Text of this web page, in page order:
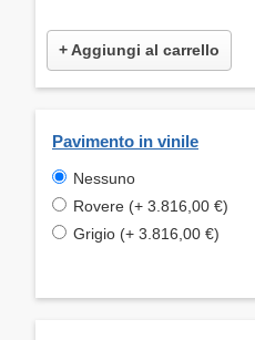
+ Aggiungi al carrello
Pavimento in vinile
Nessuno
Rovere (+ 3.816,00 €)
Grigio (+ 3.816,00 €)